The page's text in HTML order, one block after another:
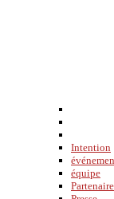
Intention
équipe